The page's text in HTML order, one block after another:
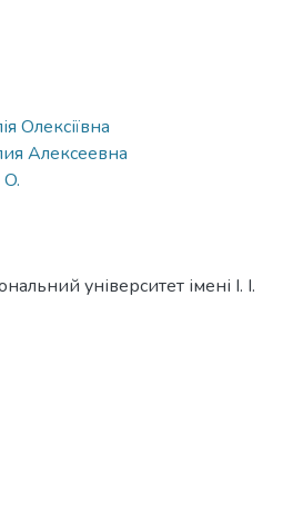
Олексіївна
Алексеевна
університет імені І. І.